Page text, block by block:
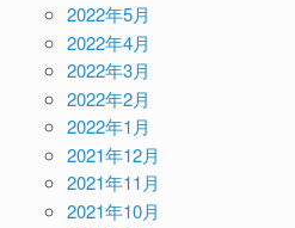
2022年5月
2022年4月
2022年3月
2022年2月
2022年1月
2021年12月
2021年11月
2021年10月